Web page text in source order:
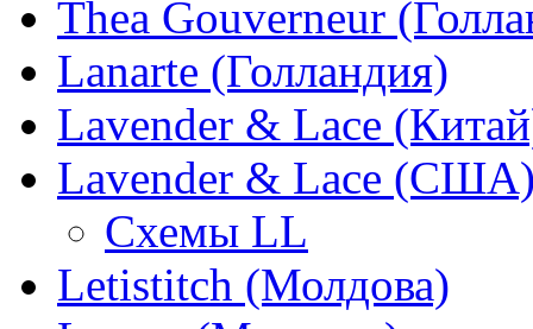
Thea Gouverneur
Lanarte (Голландия)
Lavender & Lace
Lavender & Lace
Схемы LL
Letistitch (Молдова)